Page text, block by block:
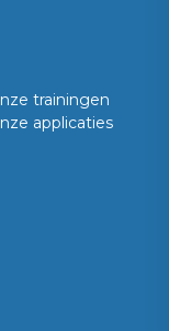
trainingen
applicaties